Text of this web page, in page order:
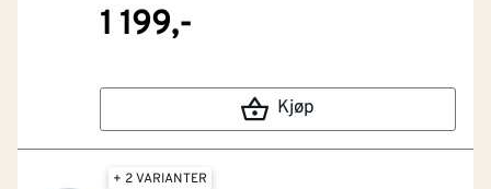
1 199,-
Kjøp
+ 2 VARIANTER